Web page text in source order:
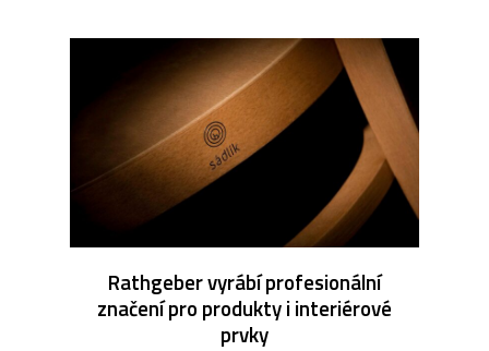
Rathgeber vyrábí profesionální
značení pro produkty i interiérové
prvky